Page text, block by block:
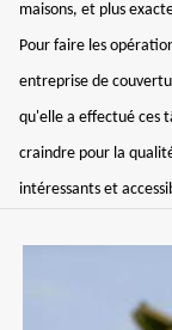
maisons, et plus
Pour faire les
entreprise de
qu'elle a effectué ces
craindre pour la
intéressants et